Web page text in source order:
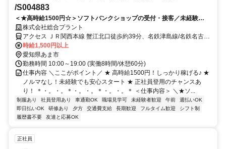
/S004883
＜★高時給1500円☆＞ソフトバンクショップの受付・接客／未経験
OK！正社員登用あり【愛知県あま市】
株式会社総合プラント
アクセス ＪＲ関西本線 蟹江北口徒歩約39分、名鉄津島線/名鉄名古屋
本線 七宝徒歩約44分、ＪＲ関西本線 春田北口徒歩約47分 愛知県あま
市七宝町桂
時給1,500円以上
愛知県あま市
勤務時間 10:00～19:00 (実働8時間/休憩60分)
仕事内容 ＼ここがポイント／ ★ 高時給1500円！しっかり稼げる♪ ★
ノルマなし！未経験でも安心スタート ★ 正社員登用のチャンスあ
り！ ＊・。・。＊・。・。＊・。・。＊ ＜仕事内容＞ ＼★ソ...
制服あり 社員登用あり 車通勤OK 職場見学可 未経験者歓迎 午前
週払いOK
即日払いOK
研修あり 夕方 交通費支給 長期歓迎 フルタイム歓迎
シフト制
履歴書不要
友達と応募OK
正社員